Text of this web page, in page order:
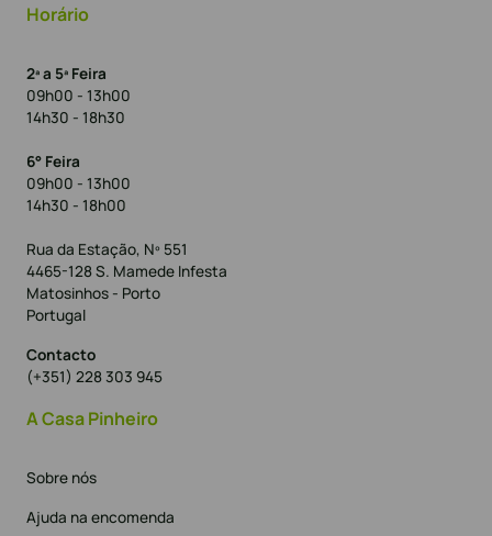
Horário
2ª a 5ª Feira
09h00 - 13h00
14h30 - 18h30
6° Feira
09h00 - 13h00
14h30 - 18h00
Rua da Estação, Nº 551
4465-128 S. Mamede Infesta
Matosinhos - Porto
Portugal
Contacto
(+351) 228 303 945
A Casa Pinheiro
Sobre nós
Ajuda na encomenda